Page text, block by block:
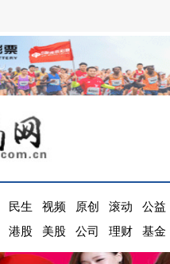
民生 视频 原创 滚动
公益
港股 美股 公司 理财 基金